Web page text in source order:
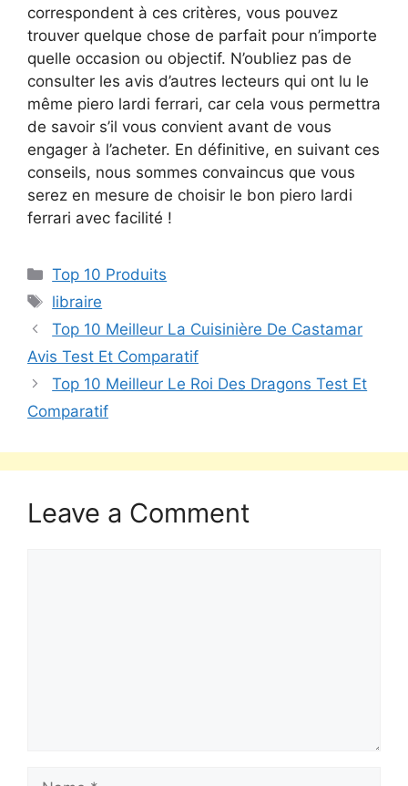
correspondent à ces critères, vous pouvez
trouver quelque chose de parfait pour n’importe
quelle occasion ou objectif. N’oubliez pas de
consulter les avis d’autres lecteurs qui ont lu le
même piero lardi ferrari, car cela vous permettra
de savoir s’il vous convient avant de vous
engager à l’acheter. En définitive, en suivant ces
conseils, nous sommes convaincus que vous
serez en mesure de choisir le bon piero lardi
ferrari avec facilité !
Top 10 Produits
libraire
Top 10 Meilleur La Cuisinière De Castamar
Avis Test Et Comparatif
Top 10 Meilleur Le Roi Des Dragons Test Et
Comparatif
Leave a Comment